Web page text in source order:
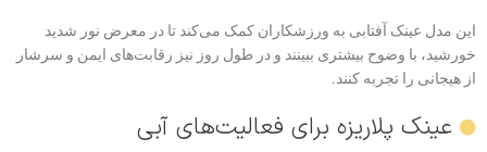
این مدل عینک آفتابی به ورزشکاران کمک می‌کند تا در معرض نور شدید
خورشید، با وضوح بیشتری ببینند و در طول روز نیز رقابت‌های ایمن و سرشار
از هیجانی را تجربه کنند.
عینک پلاریزه برای فعالیت‌های آبی